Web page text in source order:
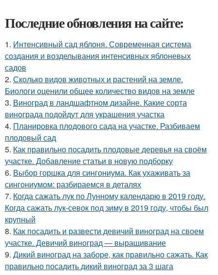
Последние обновления на сайте:
1. Интенсивный сад яблоня. Современная система
создания и возделывания интенсивных яблоневых
садов
2. Сколько видов животных и растений на земле.
Биологи оценили общее количество видов на земле
3. Виноград в ландшафтном дизайне. Какие сорта
винограда подойдут для украшения участка
4. Планировка плодового сада на участке. Разбиваем
плодовый сад
5. Как правильно посадить плодовые деревья на своём
участке. Добавление статьи в новую подборку
6. Выбор горшка для сингониума. Как ухаживать за
сингониумом: разбираемся в деталях
7. Когда сажать лук по Лунному календарю в 2019 году.
Когда сажать лук-севок под зиму в 2019 году, чтобы был
крупный
8. Как посадить и развести девичий виноград на своем
участке. Девичий виноград — выращивание
9. Дикий виноград на заборе, как правильно сажать. Как
правильно посадить дикий виноград за 3 шага